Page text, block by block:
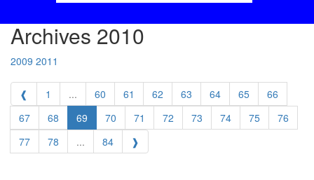
Archives 2010
2009 2011
❰ 1 ... 60 61 62 63 64 65
66
67
68 69 70 71 72 73 74 75
76
77
78 ... 84 ❱